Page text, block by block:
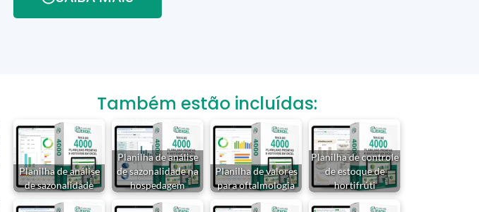
Também estão incluídas:
Planilha de análise
de sazonalidade
Planilha de análise
de sazonalidade na
hospedagem
Planilha de valores
para oftalmologia
Planilha de controle
de estoque de
hortifrúti